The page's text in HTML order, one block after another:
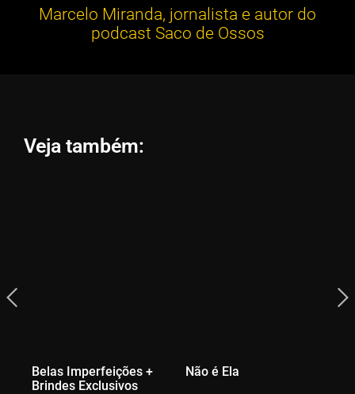
Marcelo Miranda, jornalista e autor do
podcast Saco de Ossos
Veja também:
Belas Imperfeições +
Brindes Exclusivos
Não é Ela